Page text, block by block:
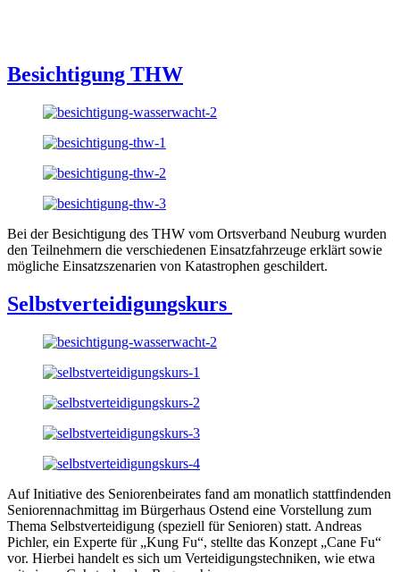
Besichtigung THW
Bei der Besichtigung des THW vom Ortsverband Neuburg wurden
den Teilnehmern die verschiedenen Einsatzfahrzeuge erklärt sowie
mögliche Einsatzszenarien von Katastrophen geschildert.
Selbstverteidigungskurs
Auf Initiative des Seniorenbeirates fand am monatlich stattfindenden
Seniorennachmittag im Bürgerhaus Ostend eine Vorstellung zum
Thema Selbstverteidigung (speziell für Senioren) statt. Andreas
Pichler, ein Experte für „Kung Fu“, stellte das Konzept „Cane Fu“
vor. Hierbei handelt es sich um Verteidigungstechniken, wie etwa